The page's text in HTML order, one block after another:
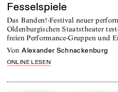
Fesselspiele
Das Banden!-Festival neuer
Oldenburgischen Staatstheater
freien Performance-Gruppen und
von Alexander Schnackenburg
ONLINE LESEN